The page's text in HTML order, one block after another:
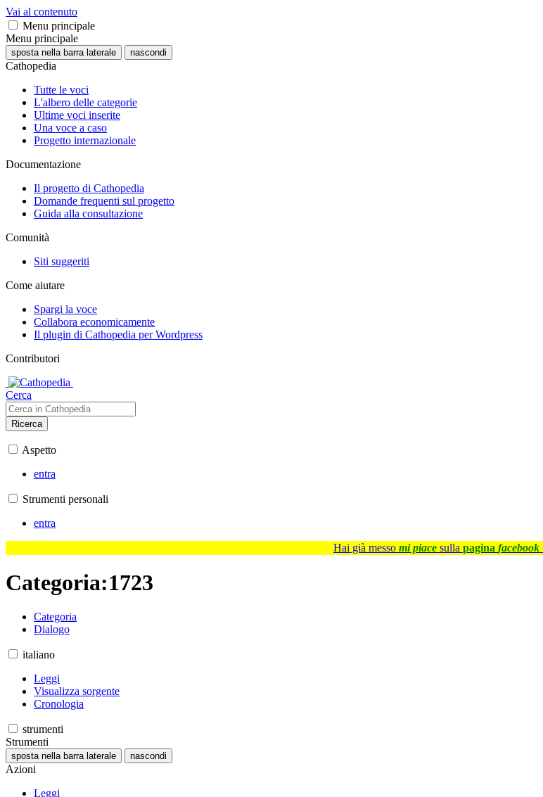
Vai al contenuto
Menu principale
Menu principale
sposta nella barra laterale nascondi
Cathopedia
Tutte le voci
L'albero delle categorie
Ultime voci inserite
Una voce a caso
Progetto internazionale
Documentazione
Il progetto di Cathopedia
Domande frequenti sul progetto
Guida alla consultazione
Comunità
Siti suggeriti
Come aiutare
Spargi la voce
Collabora economicamente
Il plugin di Cathopedia per Wordpress
Contributori
Cerca
Ricerca
Aspetto
entra
Strumenti personali
entra
Hai già messo mi piace sulla pagina facebook
Categoria:1723
Categoria
Dialogo
italiano
Leggi
Visualizza sorgente
Cronologia
strumenti
Strumenti
sposta nella barra laterale nascondi
Azioni
Leggi